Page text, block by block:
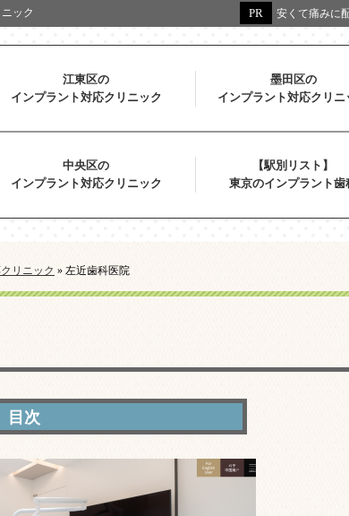
安くて痛みに
ック
江東区の
インプラント対応クリニック
墨田区の
インプラント対応クリニ
中央区の
インプラント対応クリニック
【駅別リスト】
東京のインプラント歯
リニック » 左近歯科医院